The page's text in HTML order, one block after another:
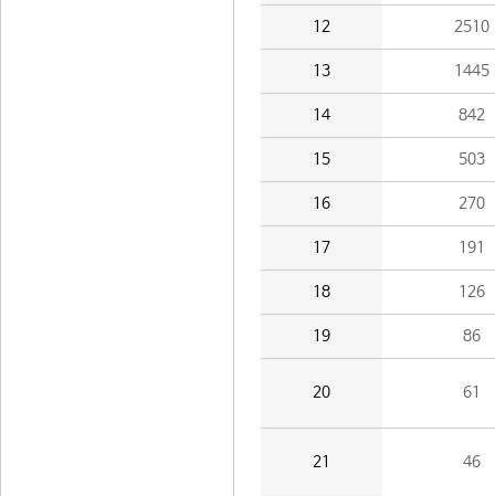
12 2510
13 1445
14 842
15 503
16 270
17 191
18 126
19 86
20 61
21 46